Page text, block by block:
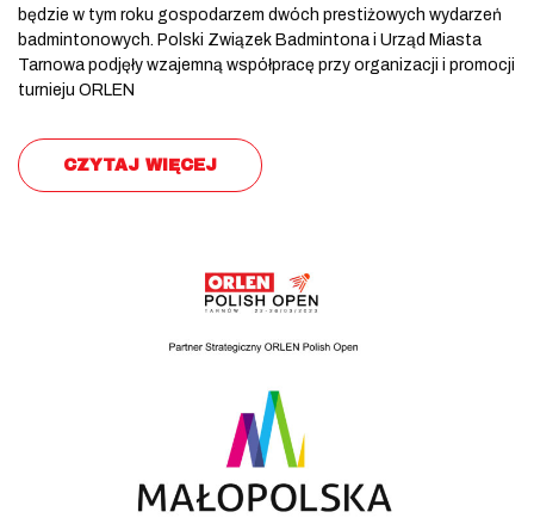
będzie w tym roku gospodarzem dwóch prestiżowych wydarzeń
badmintonowych. Polski Związek Badmintona i Urząd Miasta
Tarnowa podjęły wzajemną współpracę przy organizacji i promocji
turnieju ORLEN
CZYTAJ WIĘCEJ